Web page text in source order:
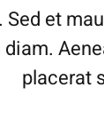
et
placerat